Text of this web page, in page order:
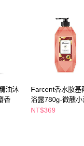
頁面顯示為準，若有關於
請聯繫「AFTEE先享後付
support/home
先享後付」服務完成之交
人之同意方可使用
油沐
香
Farcent香水胺基
浴露780g-微醺小
NT$369